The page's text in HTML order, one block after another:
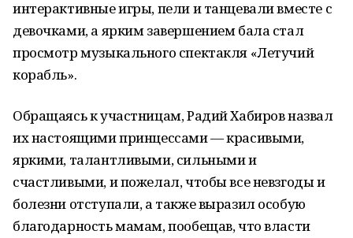
интерактивные игры, пели и танцевали вместе с
девочками, а ярким завершением бала стал
просмотр музыкального спектакля «Летучий
корабль».
Обращаясь к участницам, Радий Хабиров назвал
их настоящими принцессами — красивыми,
яркими, талантливыми, сильными и
счастливыми, и пожелал, чтобы все невзгоды и
болезни отступали, а также выразил особую
благодарность мамам, пообещав, что власти